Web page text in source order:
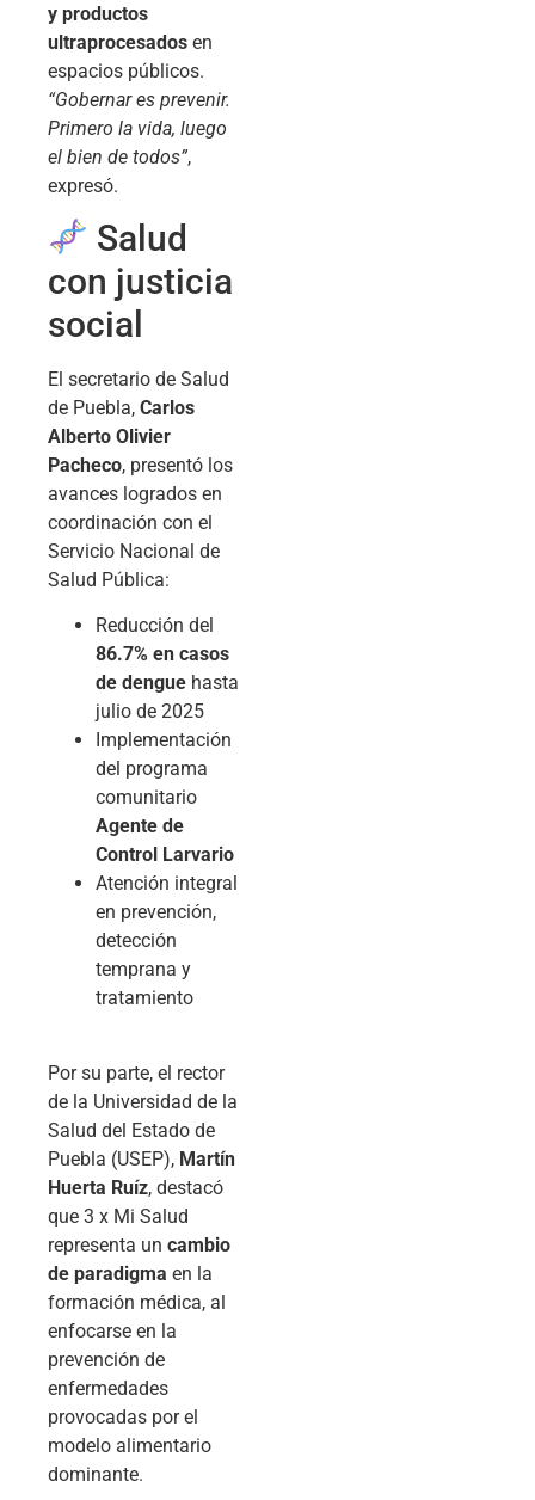
y productos
ultraprocesados en
espacios públicos.
“Gobernar es prevenir.
Primero la vida, luego
el bien de todos”,
expresó.
Salud
con justicia
social
El secretario de Salud
de Puebla, Carlos
Alberto Olivier
Pacheco, presentó los
avances logrados en
coordinación con el
Servicio Nacional de
Salud Pública:
Reducción del
86.7% en casos
de dengue hasta
julio de 2025
Implementación
del programa
comunitario
Agente de
Control Larvario
Atención integral
en prevención,
detección
temprana y
tratamiento
Por su parte, el rector
de la Universidad de la
Salud del Estado de
Puebla (USEP), Martín
Huerta Ruíz, destacó
que 3 x Mi Salud
representa un cambio
de paradigma en la
formación médica, al
enfocarse en la
prevención de
enfermedades
provocadas por el
modelo alimentario
dominante.